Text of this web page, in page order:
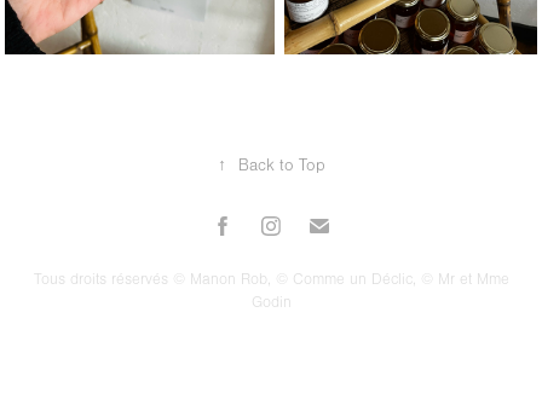
↑ Back to Top
Tous droits réservés © Manon Rob, © Comme un Déclic, © Mr et Mme
Godin